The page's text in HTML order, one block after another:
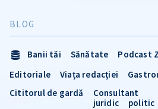
BLOG
Banii tăi Sănătate Podcast
Editoriale
Viața redacției
Cititorul de gardă
Consultant
juridic
politic